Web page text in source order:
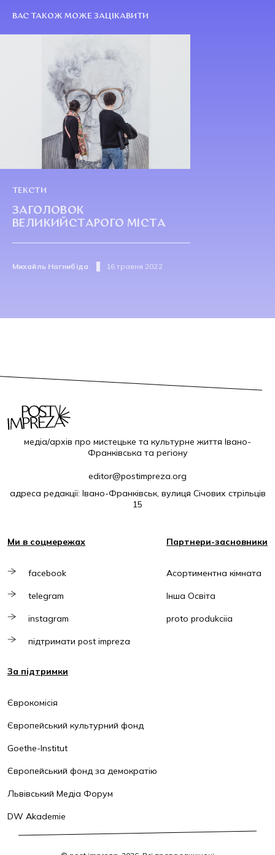
ВАС ТАКОЖ МОЖЕ ЗАЦІКАВИТИ
ТЕКСТИ
ЗАГОЛОВОК
ВЕЛИКИЙСТАРОГО МІСТА
Михайль Нагнибіда 16 травня 2022
медіа/архів про мистецьке та культурне життя Івано-
Франківська та регіону
editor@postimpreza.org
адреса редакції: Івано-Франківськ, вулиця Січових стрільців
15
Ми в соцмережах
facebook
telegram
instagram
підтримати post impreza
Партнери-засновники
Асортиментна кімната
Інша Освіта
proto produkciia
За підтримки
Єврокомісія
Європейський культурний фонд
Goethe-Institut
Європейський фонд за демократію
Львівський Медіа Форум
DW Akademie